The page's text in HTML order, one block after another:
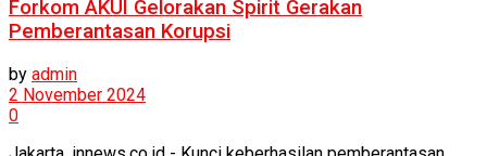
Forkom AKUI Gelorakan Spirit Gerakan
Pemberantasan Korupsi
by admin
2 November 2024
0